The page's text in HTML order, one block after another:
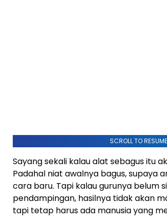
SCROLL TO
Sayang sekali kalau alat sebagus itu
Padahal niat awalnya bagus, supaya
cara baru. Tapi kalau gurunya belum
pendampingan, hasilnya tidak akan
tapi tetap harus ada manusia yang